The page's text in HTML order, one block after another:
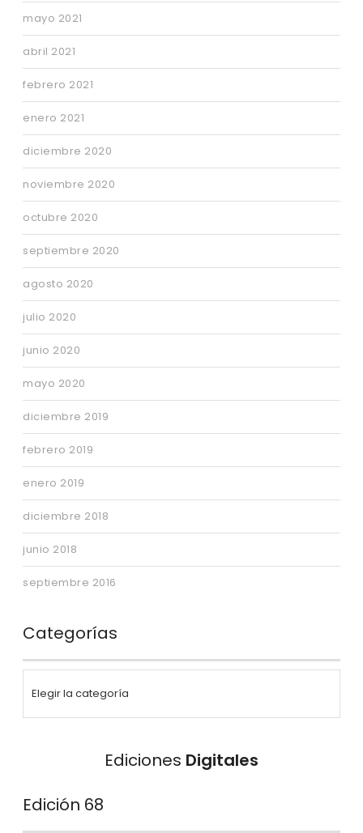
mayo 2021
abril 2021
febrero 2021
enero 2021
diciembre 2020
noviembre 2020
octubre 2020
septiembre 2020
agosto 2020
julio 2020
junio 2020
mayo 2020
diciembre 2019
febrero 2019
enero 2019
diciembre 2018
junio 2018
septiembre 2016
Categorías
Ediciones Digitales
Edición 68